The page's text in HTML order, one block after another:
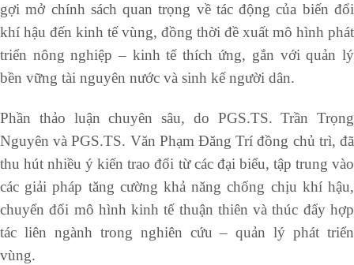
gợi mở chính sách quan trọng về tác động của biến đổi
khí hậu đến kinh tế vùng, đồng thời đề xuất mô hình phát
triển nông nghiệp – kinh tế thích ứng, gắn với quản lý
bền vững tài nguyên nước và sinh kế người dân.
Phần thảo luận chuyên sâu, do PGS.TS. Trần Trọng
Nguyên và PGS.TS. Văn Phạm Đăng Trí đồng chủ trì, đã
thu hút nhiều ý kiến trao đổi từ các đại biểu, tập trung vào
các giải pháp tăng cường khả năng chống chịu khí hậu,
chuyển đổi mô hình kinh tế thuận thiên và thúc đẩy hợp
tác liên ngành trong nghiên cứu – quản lý phát triển
vùng.